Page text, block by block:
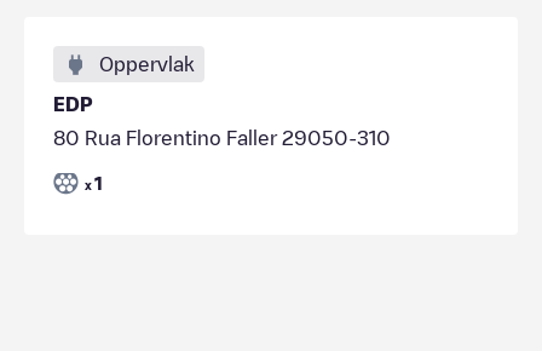
Oppervlak
EDP
80 Rua Florentino Faller 29050-310
x 1